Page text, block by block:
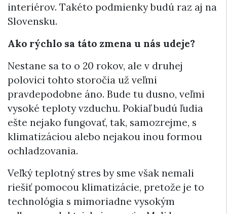
interiérov. Takéto podmienky budú raz aj na
Slovensku.
Ako rýchlo sa táto zmena u nás udeje?
Nestane sa to o 20 rokov, ale v druhej
polovici tohto storočia už veľmi
pravdepodobne áno. Bude tu dusno, veľmi
vysoké teploty vzduchu. Pokiaľ budú ľudia
ešte nejako fungovať, tak, samozrejme, s
klimatizáciou alebo nejakou inou formou
ochladzovania.
Veľký teplotný stres by sme však nemali
riešiť pomocou klimatizácie, pretože je to
technológia s mimoriadne vysokým